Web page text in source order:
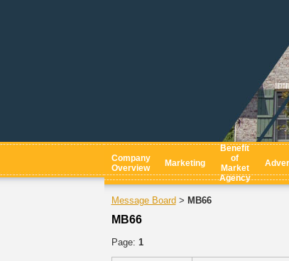
Company
Overview
Marketing
Benefit
of
Market
Agency
Message Board > MB66
MB66
Page: 1